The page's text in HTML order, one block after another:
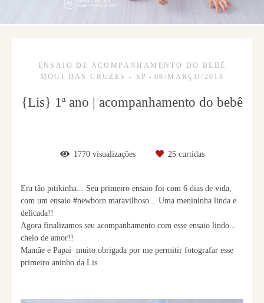
ENSAIO DE ACOMPANHAMENTO DO BEBÊ
MOGI DAS CRUZES - SP
08/MARÇO/2018
{Lis} 1ª ano | acompanhamento do bebê
1770visualizações 25curtidas
Era tão pitikinha... Seu primeiro ensaio foi com 6 dias de vida,
com um ensaio #newborn maravilhoso... Uma menininha linda e
delicada!!
Agora finalizamos seu acompanhamento com esse ensaio lindo...
cheio de amor!!
Mamãe e Papai muito obrigada por me permitir fotografar esse
primeiro aninho da Lis